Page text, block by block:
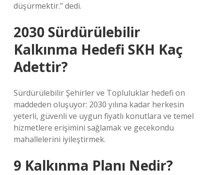
düşürmektir.” dedi.
2030 Sürdürülebilir
Kalkınma Hedefi SKH Kaç
Adettir?
Sürdürülebilir Şehirler ve Topluluklar hedefi on
maddeden oluşuyor: 2030 yılına kadar herkesin
yeterli, güvenli ve uygun fiyatlı konutlara ve temel
hizmetlere erişimini sağlamak ve gecekondu
mahallelerini iyileştirmek.
9 Kalkınma Planı Nedir?